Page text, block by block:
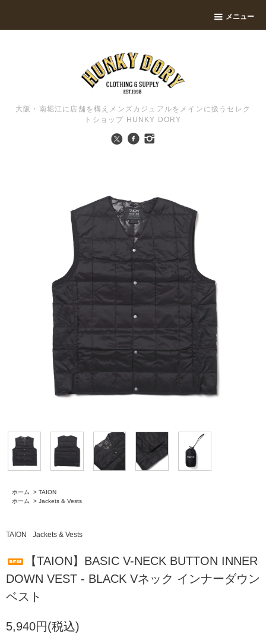
メニュー
大阪・南堀江に店舗を構えメンズカジュアルをメインに扱うセレク
トショップ HUNKY DORY
ホーム > TAION
ホーム
> Jackets & Vests
TAION Jackets & Vests
【TAION】BASIC V-NECK BUTTON INNER
DOWN VEST - BLACK Vネック インナーダウン
ベスト
5,940円(税込)